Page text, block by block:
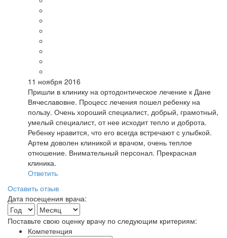
11 ноября 2016
Пришли в клинику на ортодонтическое лечение к Дане
Вячеславовне. Процесс лечения пошел ребенку на
пользу. Очень хороший специалист, добрый, грамотный,
умелый специалист, от нее исходит тепло и доброта.
Ребенку нравится, что его всегда встречают с улыбкой.
Артем доволен клиникой и врачом, очень теплое
отношение. Внимательный персонал. Прекрасная
клиника.
Ответить
Оставить отзыв
Дата посещения врача:
Поставьте свою оценку врачу по следующим критериям:
Компетенция